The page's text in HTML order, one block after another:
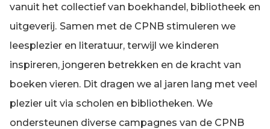
vanuit het collectief van boekhandel, bibliotheek en
uitgeverij. Samen met de CPNB stimuleren we
leesplezier en literatuur, terwijl we kinderen
inspireren, jongeren betrekken en de kracht van
boeken vieren. Dit dragen we al jaren lang met veel
plezier uit via scholen en bibliotheken. We
ondersteunen diverse campagnes van de CPNB